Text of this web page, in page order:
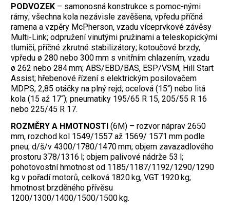
PODVOZEK – samonosná konstrukce s pomoc-nými
rámy; všechna kola nezávisle zavěšena, vpředu příčná
ramena a vzpěry McPherson, vzadu víceprvkové závěsy
Multi-Link; odpružení vinutými pružinami a teleskopickými
tlumiči, příčné zkrutné stabilizátory; kotoučové brzdy,
vpředu ø 280 nebo 300 mm s vnitřním chlazením, vzadu
ø 262 nebo 284 mm; ABS/EBD/BAS, ESP/VSM, Hill Start
Assist; hřebenové řízení s elektrickým posilovačem
MDPS, 2,85 otáčky na plný rejd; ocelová (15“) nebo litá
kola (15 až 17“); pneumatiky 195/65 R 15, 205/55 R 16
nebo 225/45 R 17.
ROZMĚRY A HMOTNOSTI (6M) – rozvor náprav 2650
mm, rozchod kol 1549/1557 až 1569/ 1571 mm podle
pneu; d/š/v 4300/1780/1470 mm; objem zavazadlového
prostoru 378/1316 l; objem palivové nádrže 53 l;
pohotovostní hmotnost od 1185/1187/1192/1290/1290
kg v pořadí motorů, celková 1820 kg, VGT 1920 kg;
hmotnost brzděného přívěsu
1200/1300/1400/1500/1500 kg.